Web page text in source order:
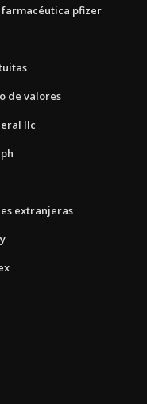
farmacéutica pfizer
de valores
llc
extranjeras